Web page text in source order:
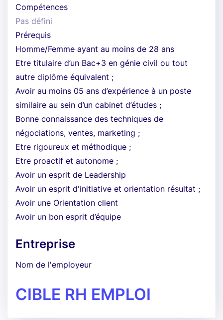
Compétences
Pas défini
Prérequis
Homme/Femme ayant au moins de 28 ans
Etre titulaire d’un Bac+3 en génie civil ou tout
autre diplôme équivalent ;
Avoir au moins 05 ans d’expérience à un poste
similaire au sein d’un cabinet d’études ;
Bonne connaissance des techniques de
négociations, ventes, marketing ;
Etre rigoureux et méthodique ;
Etre proactif et autonome ;
Avoir un esprit de Leadership
Avoir un esprit d'initiative et orientation résultat ;
Avoir une Orientation client
Avoir un bon esprit d’équipe
Entreprise
Nom de l'employeur
CIBLE RH EMPLOI